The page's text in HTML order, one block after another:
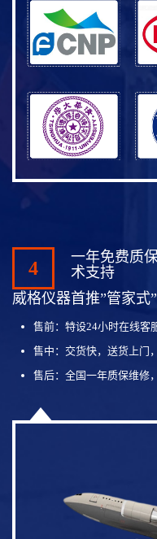
4
一年免费质
术支持
威格仪器首推”管家式
售前：特设24小时在线客
售中：交货快，送货上门
售后：全国一年质保维修